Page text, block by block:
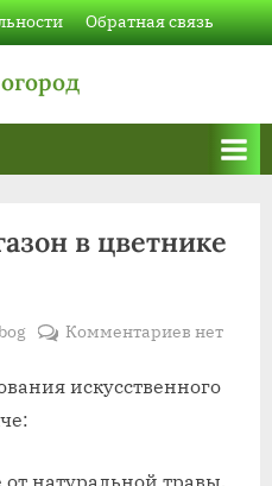
Обратная связь
в цветнике
Комментариевкнет
искусственного